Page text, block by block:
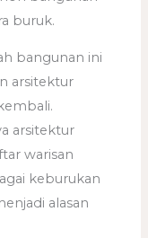
buruk.
bangunan ini
arsitektur
arsitektur
warisan
keburukan
alasan